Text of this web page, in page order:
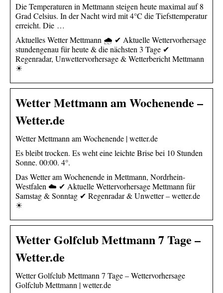
Die Temperaturen in Mettmann steigen heute maximal auf 8
Grad Celsius. In der Nacht wird mit 4°C die Tiefsttemperatur
erreicht. Die …
Aktuelles Wetter Mettmann 🌧️ ✔ Aktuelle Wettervorhersage
stundengenau für heute & die nächsten 3 Tage ✔
Regenradar, Unwettervorhersage & Wetterbericht Mettmann
☀
Wetter Mettmann am Wochenende –
Wetter.de
Wetter Mettmann am Wochenende | wetter.de
Es bleibt trocken. Es weht eine leichte Brise bei 10 Stunden
Sonne. 00:00. 4°.
Das Wetter am Wochenende in Mettmann, Nordrhein-
Westfalen ☁️ ✔ Aktuelle Wettervorhersage Mettmann für
Samstag & Sonntag ✔ Regenradar & Unwetter – wetter.de
☀
Wetter Golfclub Mettmann 7 Tage –
Wetter.de
Wetter Golfclub Mettmann 7 Tage – Wettervorhersage
Golfclub Mettmann | wetter.de